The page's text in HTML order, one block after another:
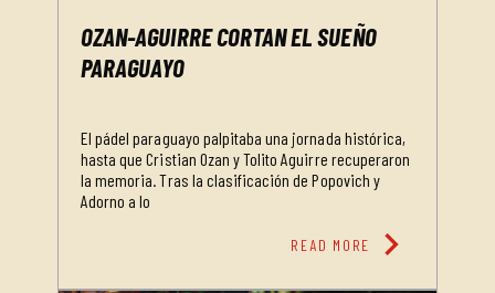
OZAN-AGUIRRE CORTAN EL SUEÑO
PARAGUAYO
El pádel paraguayo palpitaba una jornada histórica,
hasta que Cristian Ozan y Tolito Aguirre recuperaron
la memoria. Tras la clasificación de Popovich y
Adorno a lo
READ MORE chevron_right